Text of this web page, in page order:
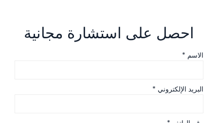
احصل على استشارة مجانية
الاسم *
البريد الإلكتروني *